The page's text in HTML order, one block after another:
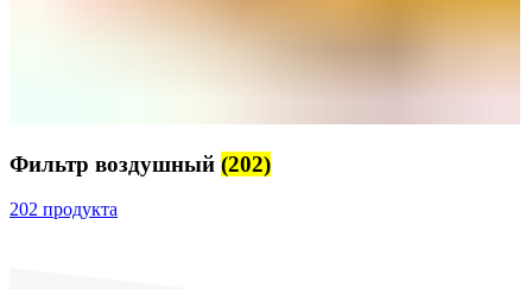
Фильтр воздушный (202)
202 продукта